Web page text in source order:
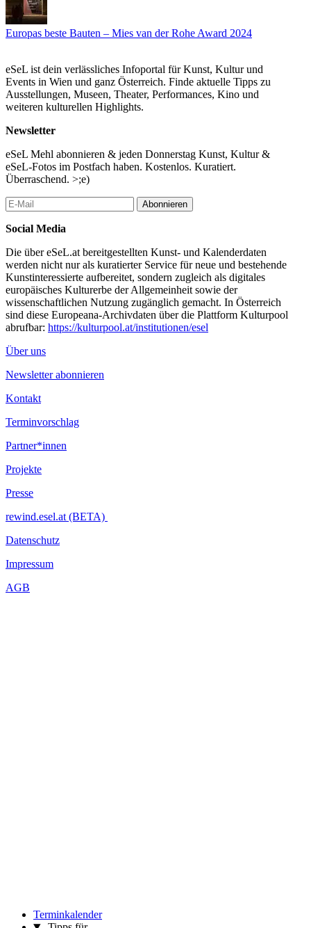
Diskussion mit: Barbara Feller, Redakteurin Best of Austria.
Architektur 2022_23; Katharina Ritter, Kuratorin Az W
Im Rahmen der Vienna Art Week
...Mehr lesen
Europas beste Bauten – Mies van der Rohe Award 2024
eSeL ist dein verlässliches Infoportal für Kunst, Kultur und
Events in Wien und ganz Österreich. Finde aktuelle Tipps zu
Ausstellungen, Museen, Theater, Performances, Kino und
weiteren kulturellen Highlights.
Newsletter
eSeL Mehl abonnieren & jeden Donnerstag Kunst, Kultur &
eSeL-Fotos im Postfach haben. Kostenlos. Kuratiert.
Überraschend. >;e)
Abonnieren
Social Media
Die über eSeL.at bereitgestellten Kunst- und Kalenderdaten
werden nicht nur als kuratierter Service für neue und bestehende
Kunstinteressierte aufbereitet, sondern zugleich als digitales
europäisches Kulturerbe der Allgemeinheit sowie der
wissenschaftlichen Nutzung zugänglich gemacht. In Österreich
sind diese Europeana-Archivdaten über die Plattform Kulturpool
abrufbar: https://kulturpool.at/institutionen/esel
Über uns
Newsletter abonnieren
Kontakt
Terminvorschlag
Partner*innen
Projekte
Presse
rewind.esel.at (BETA)
Datenschutz
Impressum
AGB
Terminkalender